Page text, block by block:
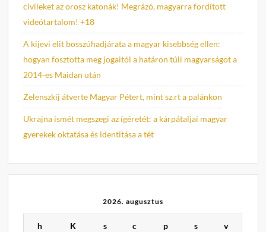
civileket az orosz katonák! Megrázó, magyarra fordított
videótartalom! +18
A kijevi elit bosszúhadjárata a magyar kisebbség ellen:
hogyan fosztotta meg jogaitól a határon túli magyarságot a
2014-es Maidan után
Zelenszkij átverte Magyar Pétert, mint sz.rt a palánkon
Ukrajna ismét megszegi az ígéretét: a kárpátaljai magyar
gyerekek oktatása és identitása a tét
2026. augusztus
h K s c p s v